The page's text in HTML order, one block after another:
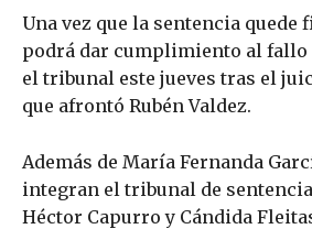
Una vez que la sentencia quede
podrá dar cumplimiento al fallo
el tribunal este jueves tras el
que afrontó Rubén Valdez.
Además de María Fernanda
integran el tribunal de
Héctor Capurro y Cándida